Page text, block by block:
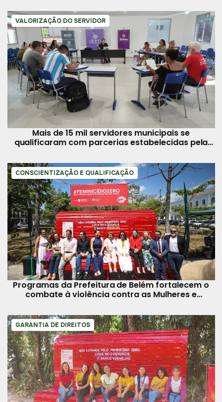
VALORIZAÇÃO DO SERVIDOR
Mais de 15 mil servidores municipais se
qualificaram com parcerias estabelecidas pela
CONSCIENTIZAÇÃO E QUALIFICAÇÃO
Programas da Prefeitura de Belém fortalecem o
combate à violência contra as Mulheres e
GARANTIA DE DIREITOS